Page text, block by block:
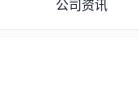
公司资讯